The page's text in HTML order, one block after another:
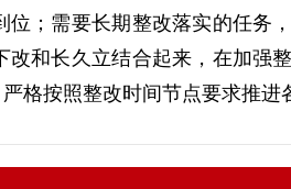
；需要长期整改落实的任务
和长久立结合起来，在加强
格按照整改时间节点要求推进